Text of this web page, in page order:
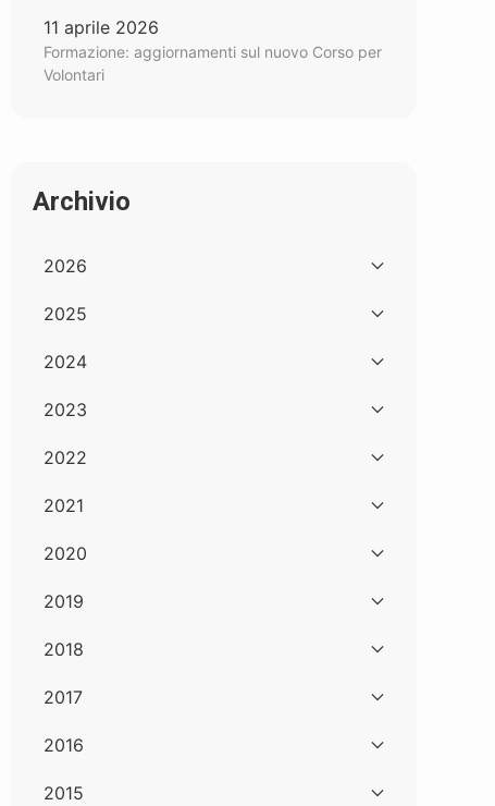
11 aprile 2026
Formazione: aggiornamenti sul nuovo Corso per
Volontari
Archivio
2026
2025
2024
2023
2022
2021
2020
2019
2018
2017
2016
2015